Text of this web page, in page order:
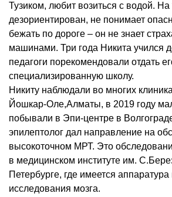
Тузиком, любит возиться с водой.
дезориентирован, не понимает
бежать по дороге – он не знает
машинами. Три года Никита учился
педагоги порекомендовали отдать
специализированную школу.
Никиту наблюдали во многих
Йошкар-Оле,Алматы, в 2019 году
побывали в Эпи-центре в
эпилептолог дал направление на
высокоточном МРТ. Это
в медицинском институте им.
Петербурге, где имеется аппаратура
исследования мозга.